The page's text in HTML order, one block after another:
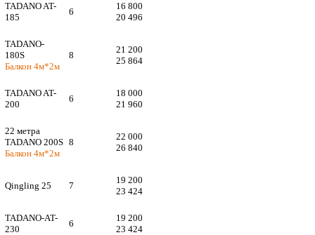
TADANO AT-
185
6
16 800
20 496
TADANO-
180S
Балкон 4м*2м
8
21 200
25 864
TADANO AT-
200
6
18 000
21 960
22 метра
TADANO 200S
Балкон 4м*2м
8
22 000
26 840
Qingling 25 7
19 200
23 424
TADANO-AT-
230
6
19 200
23 424